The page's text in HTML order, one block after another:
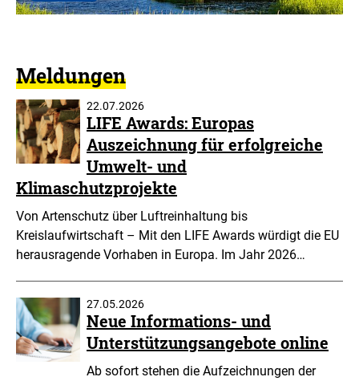
der
Programm
Meldungen
22.07.2026
LIFE Awards: Europas
Auszeichnung für erfolgreiche
Umwelt- und
Klimaschutzprojekte
Von Artenschutz über Luftreinhaltung bis
Kreislaufwirtschaft – Mit den LIFE Awards würdigt die EU
herausragende Vorhaben in Europa. Im Jahr 2026…
27.05.2026
Neue Informations- und
Unterstützungsangebote online
Ab sofort stehen die Aufzeichnungen der